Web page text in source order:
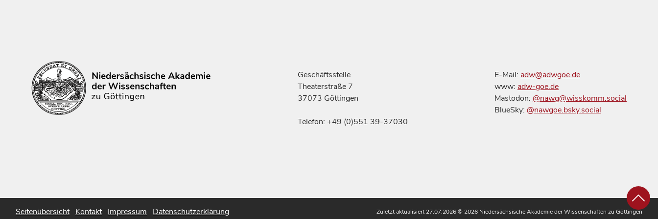
Geschäftsstelle
Theaterstraße 7
37073 Göttingen
Telefon: +49 (0)551 39-37030
E-Mail: adw@adwgoe.de
www: adw-goe.de
Mastodon: @nawg@wisskomm.social
BlueSky: @nawgoe.bsky.social
Seitenübersicht Kontakt Impressum Datenschutzerklärung Zuletzt aktualisiert 27.07.2026© 2026 Niedersächsische Akademie der Wissenschaften zu Göttingen